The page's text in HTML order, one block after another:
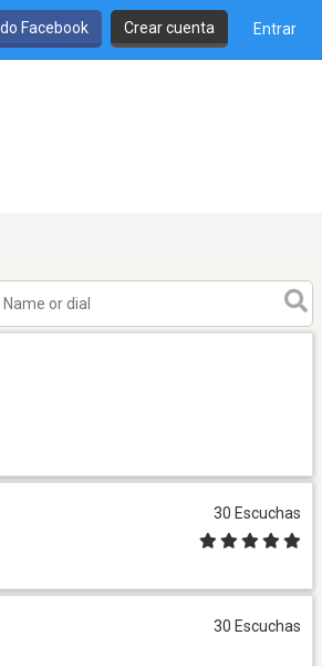
Facebook Crear cuenta Entrar
30 Escuchas
30 Escuchas